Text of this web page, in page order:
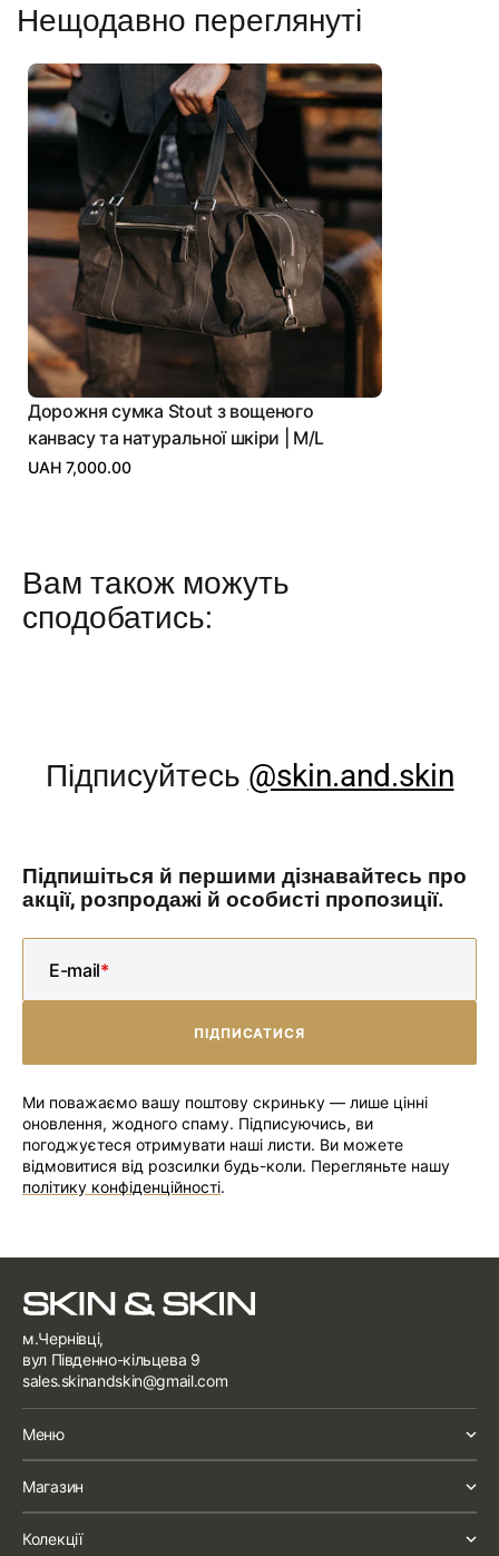
Нещодавно переглянуті
Дорожня сумка Stout з вощеного
канвасу та натуральної шкіри | M/L
UAH 7,000.00
Вам також можуть
сподобатись:
Підписуйтесь @skin.and.skin
Підпишіться й першими дізнавайтесь про
акції, розпродажі й особисті пропозиції.
E-mail
ПІДПИСАТИСЯ
ПІДПИСАТИСЯ
Ми поважаємо вашу поштову скриньку — лише цінні
оновлення, жодного спаму. Підписуючись, ви
погоджуєтеся отримувати наші листи. Ви можете
відмовитися від розсилки будь-коли. Перегляньте нашу
політику конфіденційності.
м.Чернівці,
вул Південно-кільцева 9
sales.skinandskin@gmail.com
Меню
Магазин
Колекції